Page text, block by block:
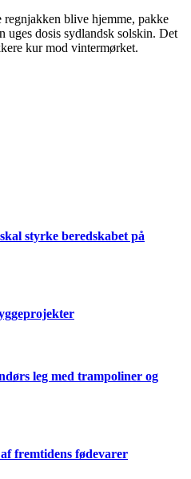
regnjakken blive hjemme, pakke
uges dosis sydlandsk solskin. Det
kur mod vintermørket.
styrke beredskabet på
leg med trampoliner og
fremtidens fødevarer